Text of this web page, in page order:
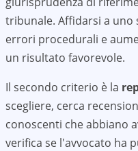
tribunale. Affidarsi a uno
errori procedurali e
un risultato favorevole.
Il secondo criterio è la
scegliere, cerca
conoscenti che abbiano
verifica se l'avvocato ha